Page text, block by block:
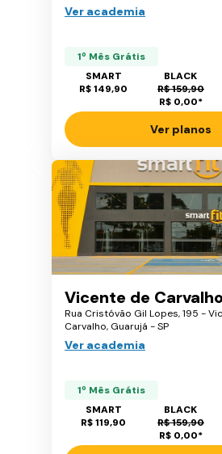
Ver academia
1º Mês Grátis
SMART
R$ 149,90
BLACK
R$ 159,90
R$ 0,00*
Ver planos
Vicente de Carvalho
Rua Cristóvão Gil Lopes, 195 -
Carvalho, Guarujá - SP
Ver academia
1º Mês Grátis
SMART
R$ 119,90
BLACK
R$ 159,90
R$ 0,00*